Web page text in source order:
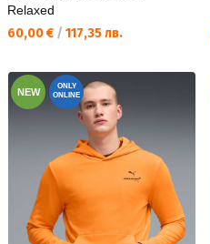
Relaxed
Текуща цена:
60,00 € / 117,35 лв.
NEW
ONLY
ONLINE